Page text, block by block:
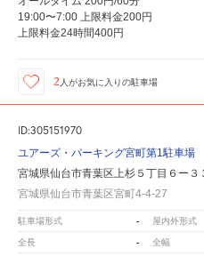
19:00〜7:00 上限料金200円
上限料金24時間400円
2 人がお気に入りの駐車場
ID:305151970
ユアーズ・パーキング宮町第1駐車場
宮城県仙台市青葉区上杉５丁目６ー３
宮城県仙台市青葉区宮町4-4-27
駐車場形式 - 屋内外形式
全長 - 全幅